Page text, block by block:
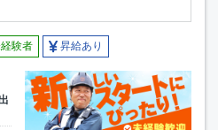
験者 昇給あり